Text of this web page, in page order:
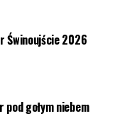
Świnoujście 2026
gołym niebem